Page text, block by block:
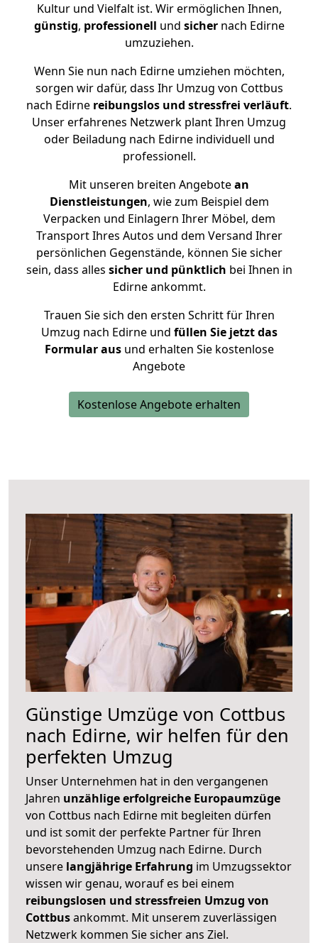
Kultur und Vielfalt ist. Wir ermöglichen Ihnen,
günstig, professionell und sichernach Edirne
umzuziehen.
Wenn Sie nun nach Edirne umziehen möchten,
sorgen wir dafür, dass Ihr Umzug von Cottbus
nach Edirne reibungslos und stressfrei verläuft.
Unser erfahrenes Netzwerk plant Ihren Umzug
oder Beiladung nach Edirne individuell und
professionell.
Mit unseren breiten Angebotean
Dienstleistungen, wie zum Beispiel dem
Verpacken und Einlagern Ihrer Möbel, dem
Transport Ihres Autos und dem Versand Ihrer
persönlichen Gegenstände, können Sie sicher
sein, dass alles sicher und pünktlich bei Ihnen in
Edirne ankommt.
Trauen Sie sich den ersten Schritt für Ihren
Umzug nach Edirne und füllen Sie jetzt das
Formular ausund erhalten Sie kostenlose
Angebote
Kostenlose Angebote erhalten
Günstige Umzüge von Cottbus
nach Edirne, wir helfen für den
perfekten Umzug
Unser Unternehmen hat in den vergangenen
Jahren unzählige erfolgreiche Europaumzüge
von Cottbus nach Edirne mit begleiten dürfen
und ist somit der perfekte Partner für Ihren
bevorstehenden Umzug nach Edirne. Durch
unsere langjährige Erfahrung im Umzugssektor
wissen wir genau, worauf es bei einem
reibungslosen und stressfreien Umzug von
Cottbusankommt. Mit unserem zuverlässigen
Netzwerk kommen Sie sicher ans Ziel.